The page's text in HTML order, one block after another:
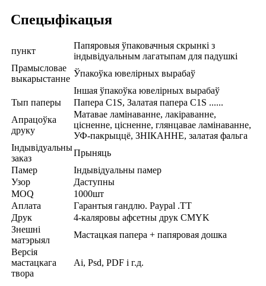
Спецыфікацыя
пункт
Папяровыя ўпаковачныя скрынкі з
індывідуальным лагатыпам для падушкі
Прамысловае
выкарыстанне
Ўпакоўка ювелірных вырабаў
Іншая ўпакоўка ювелірных вырабаў
Тып паперы
Папера C1S, Залатая папера C1S ......
Апрацоўка
друку
Матавае ламінаванне, лакіраванне,
цісненне, цісненне, глянцавае ламінаванне,
УФ-пакрыццё, ЗНІКАННЕ, залатая фальга
Індывідуальны
заказ
Прыняць
Памер
Індывідуальны памер
Узор
Даступны
MOQ
1000шт
Аплата
Гарантыя гандлю. Paypal .TT
Друк
4-каляровы афсетны друк CMYK
Знешні
матэрыял
Мастацкая папера + папяровая дошка
Версія
мастацкага
твора
Ai, Psd, PDF і г.д.